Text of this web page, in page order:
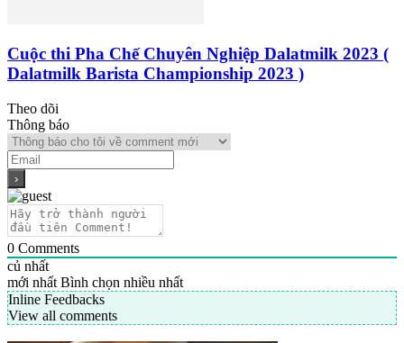
Cuộc thi Pha Chế Chuyên Nghiệp Dalatmilk 2023 (
Dalatmilk Barista Championship 2023 )
Theo dõi
Thông báo
0 Comments
củ nhất
mới nhất Bình chọn nhiều nhất
Inline Feedbacks
View all comments